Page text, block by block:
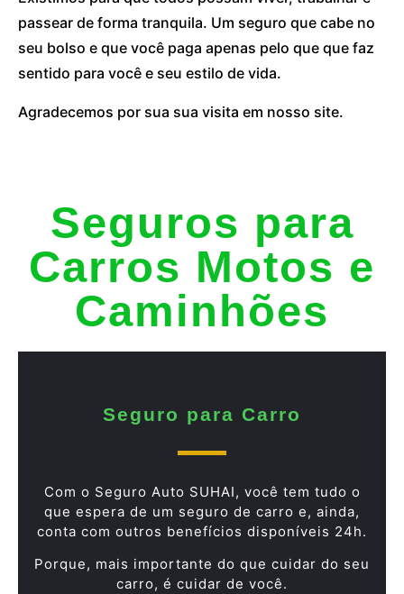
passear de forma tranquila. Um seguro que cabe no
seu bolso e que você paga apenas pelo que que faz
sentido para você e seu estilo de vida.
Agradecemos por sua sua visita em nosso site.
Seguros para
Carros Motos e
Caminhões
Seguro para Carro
Com o Seguro Auto SUHAI, você tem tudo o
que espera de um seguro de carro e, ainda,
conta com outros benefícios disponíveis 24h.
Porque, mais importante do que cuidar do seu
carro, é cuidar de você.